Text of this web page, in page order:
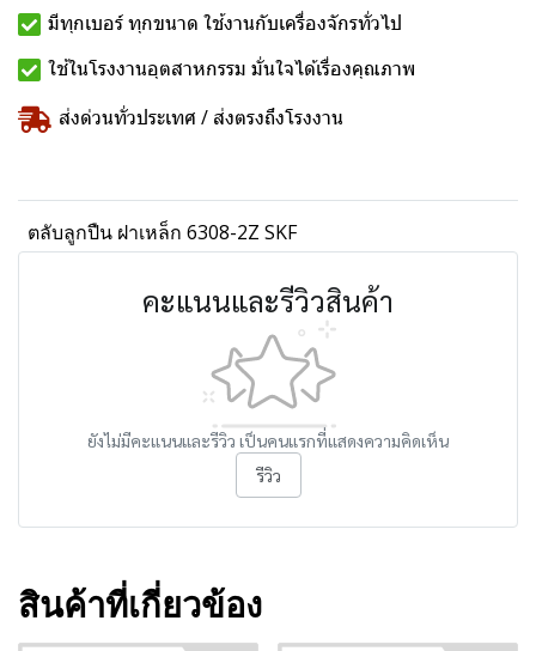
มีทุกเบอร์ ทุกขนาด ใช้งานกับเครื่องจักรทั่วไป
ใช้ในโรงงานอุตสาหกรรม มั่นใจได้เรื่องคุณภาพ
ส่งด่วนทั่วประเทศ / ส่งตรงถึงโรงงาน
ตลับลูกปืน ฝาเหล็ก 6308-2Z SKF
คะแนนและรีวิวสินค้า
ยังไม่มีคะแนนและรีวิว เป็นคนแรกที่แสดงความคิดเห็น
รีวิว
สินค้าที่เกี่ยวข้อง